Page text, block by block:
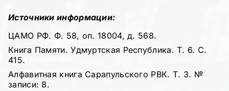
Источники информации:
ЦАМО РФ. Ф. 58, оп. 18004, д. 568.
Книга Памяти. Удмуртская Республика. Т. 6. С.
415.
Алфавитная книга Сарапульского РВК. Т. 3. №
записи: 8.